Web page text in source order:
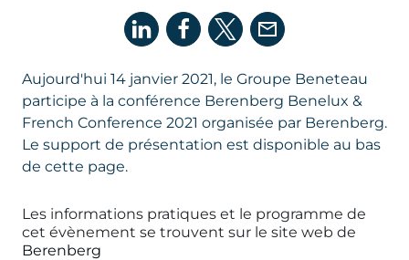
Aujourd'hui 14 janvier 2021, le Groupe Beneteau
participe à la conférence Berenberg Benelux &
French Conference 2021 organisée par Berenberg.
Le support de présentation est disponible au bas
de cette page.
Les informations pratiques et le programme de
cet évènement se trouvent sur le site web de
Berenberg